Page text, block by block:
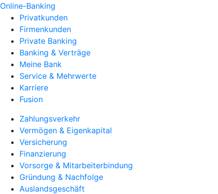
Online-Banking
Privatkunden
Firmenkunden
Private Banking
Banking & Verträge
Meine Bank
Service & Mehrwerte
Karriere
Fusion
Zahlungsverkehr
Vermögen & Eigenkapital
Versicherung
Finanzierung
Vorsorge & Mitarbeiterbindung
Gründung & Nachfolge
Auslandsgeschäft